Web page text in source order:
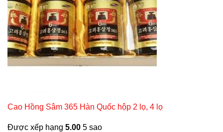
Cao Hồng Sâm 365 Hàn Quốc hộp 2 lọ, 4 lọ
Được xếp hạng 5.005 sao